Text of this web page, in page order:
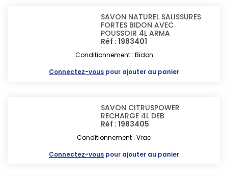
SAVON NATUREL SALISSURES
FORTES BIDON AVEC
POUSSOIR 4L ARMA
Réf : 1983401
Conditionnement : Bidon
Connectez-vous pour ajouter au panier
SAVON CITRUSPOWER
RECHARGE 4L DEB
Réf : 1983405
Conditionnement : Vrac
Connectez-vous pour ajouter au panier